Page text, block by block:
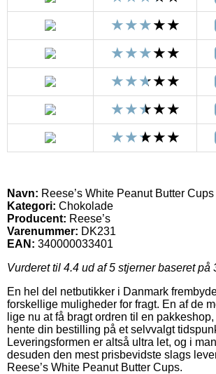
Navn: Reese’s White Peanut Butter Cups
Kategori: Chokolade
Producent: Reese’s
Varenummer: DK231
EAN: 340000033401
Vurderet til 4.4 ud af 5 stjerner baseret på
En hel del netbutikker i Danmark
forskellige muligheder for fragt. En af de
lige nu at få bragt ordren til en
hente din bestilling på et selvvalgt
Leveringsformen er altså ultra let, og i
desuden den mest prisbevidste slags
Reese’s White Peanut Butter Cups.